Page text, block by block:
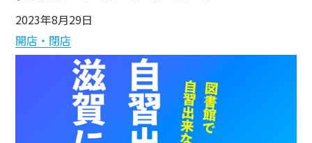
2023年8月29日
開店・閉店